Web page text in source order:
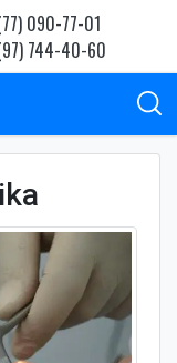
090-77-01
744-40-60